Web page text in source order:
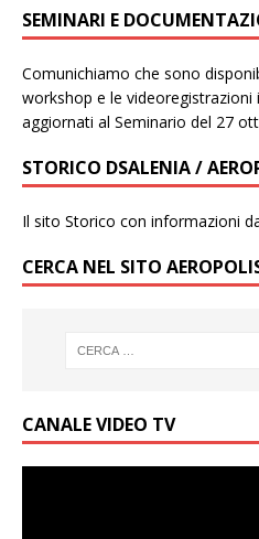
SEMINARI E
Comunichiamo che sono
workshop e le
aggiornati al Seminario del 27
STORICO DSALENIA /
Il sito Storico con informazioni
CERCA NEL SITO
CANALE VIDEO TV